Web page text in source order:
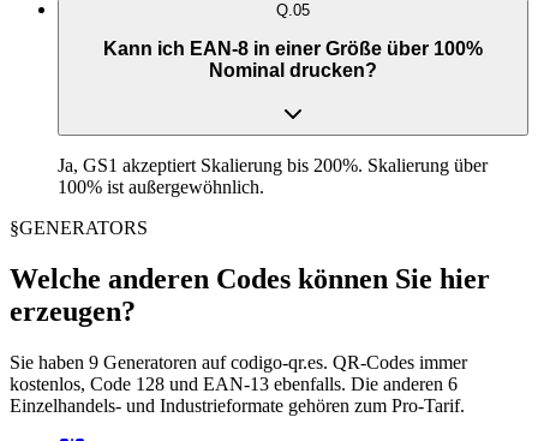
Q.05
Kann ich EAN-8 in einer Größe über 100%
Nominal drucken?
Ja, GS1 akzeptiert Skalierung bis 200%. Skalierung über
100% ist außergewöhnlich.
§GENERATORS
Welche anderen Codes können Sie hier
erzeugen?
Sie haben 9 Generatoren auf codigo-qr.es. QR-Codes immer
kostenlos, Code 128 und EAN-13 ebenfalls. Die anderen 6
Einzelhandels- und Industrieformate gehören zum Pro-Tarif.